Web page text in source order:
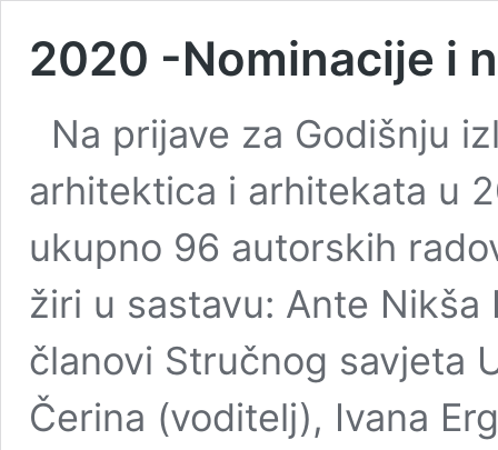
2020 -Nominacije i
Na prijave za Godišnju
arhitektica i arhitekata u
ukupno 96 autorskih
žiri u sastavu: Ante Nikša
članovi Stručnog savjeta
Čerina (voditelj), Ivana